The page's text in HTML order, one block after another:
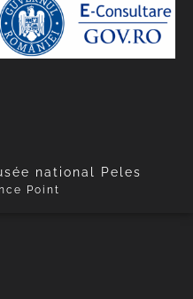
national Peles
Point